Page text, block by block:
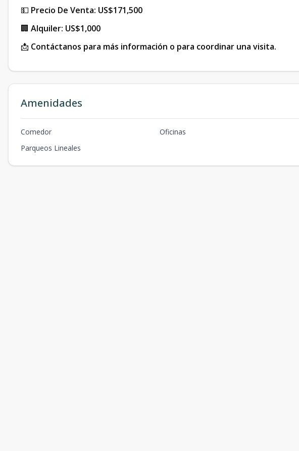
💵 Precio De Venta: US$171,500
🏢 Alquiler: US$1,000
📩 Contáctanos para más información o para coordinar una visita.
Amenidades
Comedor Oficinas
Parqueos Lineales